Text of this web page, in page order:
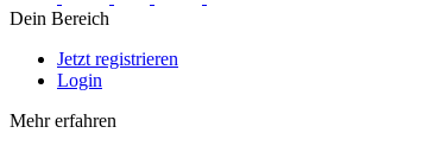
Dein Bereich
Jetzt registrieren
Login
Mehr erfahren